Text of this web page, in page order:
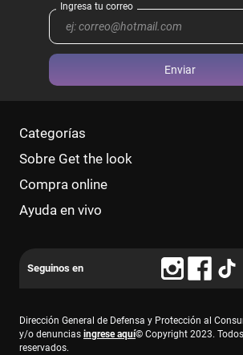
Enviar
Categorías
Sobre Get the look
Compra online
Ayuda en vivo
Dirección General de Defensa y Protección al
y/o denuncias ingrese aquí© Copyright 2023.
reservados.